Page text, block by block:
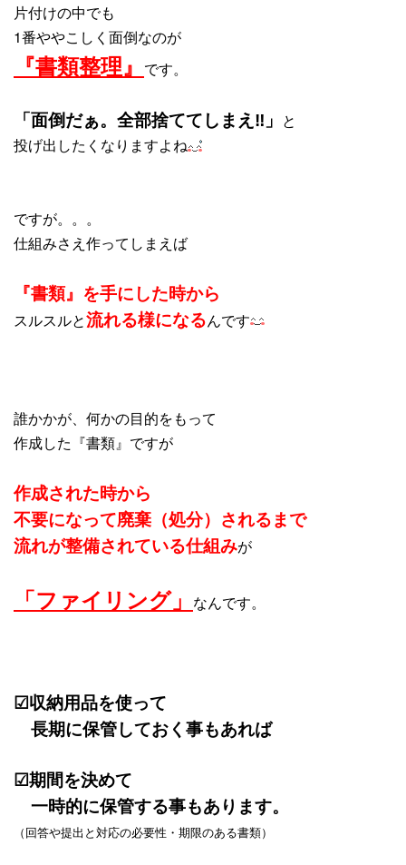
片付けの中でも
1番ややこしく面倒なのが
『書類整理』 です。
「面倒だぁ。全部捨ててしまえ‼」 と
投げ出したくなりますよね
ですが。。。
仕組みさえ作ってしまえば
『書類』を手にした時から
スルスルと流れる様になるんです
誰かかが、何かの目的をもって
作成した『書類』ですが
作成された時から
不要になって廃棄（処分）されるまで
流れが整備されている仕組みが
「ファイリング」 なんです。
☑収納用品を使って
長期に保管しておく事もあれば
☑期間を決めて
一時的に保管する事もあります。
（回答や提出と対応の必要性・期限のある書類）